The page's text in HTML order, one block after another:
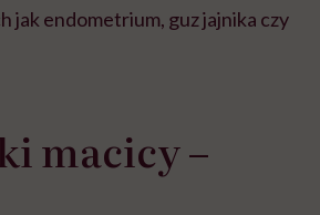
jak endometrium, guz jajnika czy
macicy –